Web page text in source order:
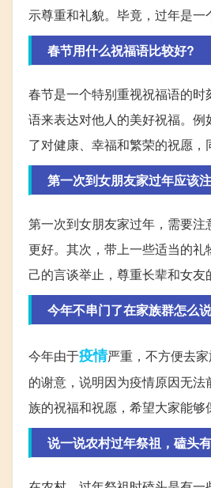
示尊重和礼貌。毕竟，过年是一
春节用什么祝福语比较好?
春节是一个特别重视祝福语的
语来表达对他人的美好祝福。例
了对健康、幸福和繁荣的祝愿，
第一次到女朋友家过年应该
第一次到女朋友家过年，需要
更好。其次，带上一些适当的
己的言谈举止，尊重长辈和女友
今年不串门了在家族群怎么
今年由于疫情严重，不方便去
的谢意，说明因为疫情原因无
族的祝福和祝愿，希望大家能够
说一说农村过年祭祖，磕头